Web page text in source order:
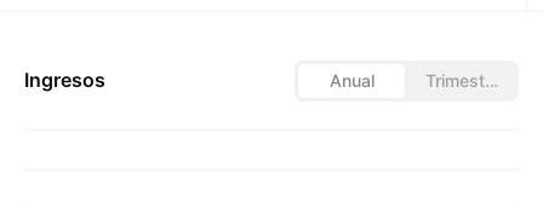
Ingresos Anual Trimestral